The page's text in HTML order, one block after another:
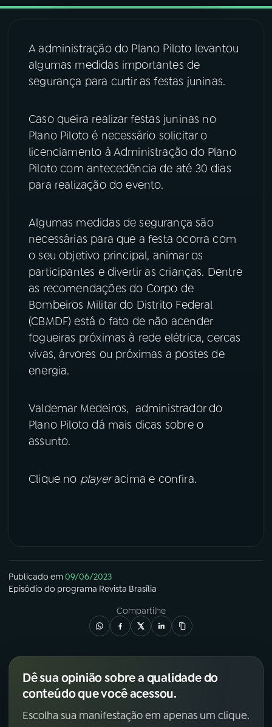
07ÚLTIMAS
ACOMPANHE A RÁDIO NACIONAL
TikTok
A administração do Plano Piloto levantou
algumas medidas importantes de
segurança para curtir as festas juninas.
Caso queira realizar festas juninas no
Plano Piloto é necessário solicitar o
licenciamento à Administração do Plano
Piloto com antecedência de até 30 dias
para realização do evento.
Algumas medidas de segurança são
necessárias para que a festa ocorra com
o seu objetivo principal, animar os
participantes e divertir as crianças. Dentre
as recomendações do Corpo de
Bombeiros Militar do Distrito Federal
(CBMDF) está o fato de não acender
fogueiras próximas à rede elétrica, cercas
vivas, árvores ou próximas a postes de
energia.
Valdemar Medeiros, administrador do
Plano Piloto dá mais dicas sobre o
assunto.
Clique no playeracima e confira.
Publicado em09/06/2023
Episódio do programa Revista Brasília
Compartilhe
Dê sua opinião sobre a qualidade do
conteúdo que você acessou.
Escolha sua manifestação em apenas um clique.